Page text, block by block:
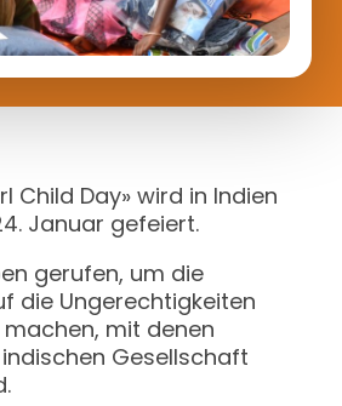
Child Day» wird in Indien
Januar gefeiert.
gerufen, um die
die Ungerechtigkeiten
mit denen
Gesellschaft